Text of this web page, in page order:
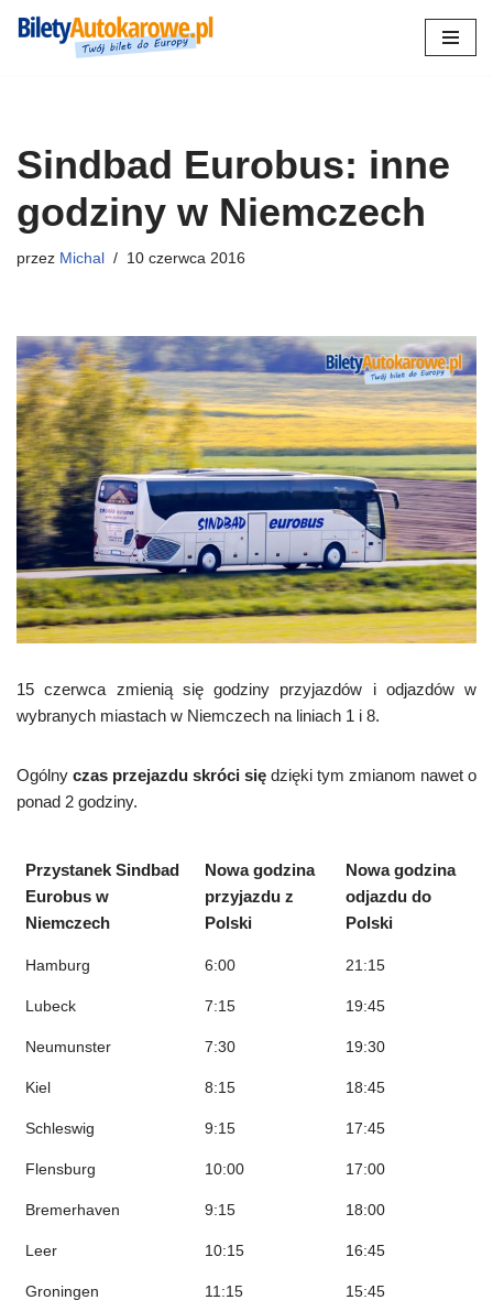
Sindbad Eurobus: inne
godziny w Niemczech
przez Michal 10 czerwca 2016
15 czerwca zmienią się godziny przyjazdów i odjazdów w
wybranych miastach w Niemczech na liniach 1 i 8.
Ogólny czas przejazdu skróci się dzięki tym zmianom nawet o
ponad 2 godziny.
Przystanek Sindbad
Eurobus w
Niemczech
Nowa godzina
przyjazdu z
Polski
Nowa godzina
odjazdu do
Polski
Hamburg 6:00 21:15
Lubeck 7:15 19:45
Neumunster 7:30 19:30
Kiel 8:15 18:45
Schleswig 9:15 17:45
Flensburg 10:00 17:00
Bremerhaven 9:15 18:00
Leer 10:15 16:45
Groningen 11:15 15:45